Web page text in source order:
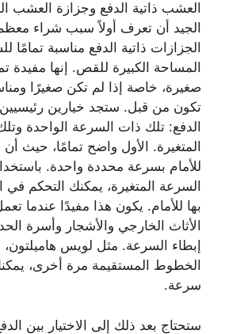
العشب ذاتية الدفع وجزازة العشب
الجيد أن تعرف أولاً سبب شراء معظم
الجزازات ذاتية الدفع مناسبة تمامًا
المساحة الكبيرة للقص. إنها مفيدة
صغيرة، خاصة إذا لم تكن صغيرًا
تكون من قبل. ستجد خيارين رئيسيين
الدفع: تلك ذات السرعة الواحدة
المتغيرة. الأول واضح تمامًا، حيث
للأمام بسرعة محددة واحدة.
السرعة المتغيرة، يمكنك التحكم
بها للأمام. يكون هذا مفيدًا عندما
الأثاث الخارجي والأشجار وأسرة
إبطاء السرعة. مثل لويس
الخطوط المستقيمة مرة أخرى،
سرعة.
ستحتاج بعد ذلك إلى الاختيار بين